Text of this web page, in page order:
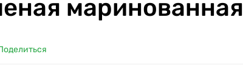
маринованная